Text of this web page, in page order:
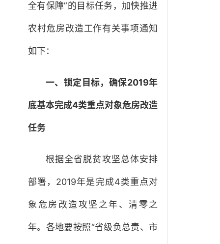
全有保障”的目标任务，加快推进
农村危房改造工作有关事项通知
如下：
一、锁定目标，确保2019年
底基本完成4类重点对象危房改造
任务
根据全省脱贫攻坚总体安排
部署，2019年是完成4类重点对
象危房改造攻坚之年、清零之
年。各地要按照“省级负总责、市